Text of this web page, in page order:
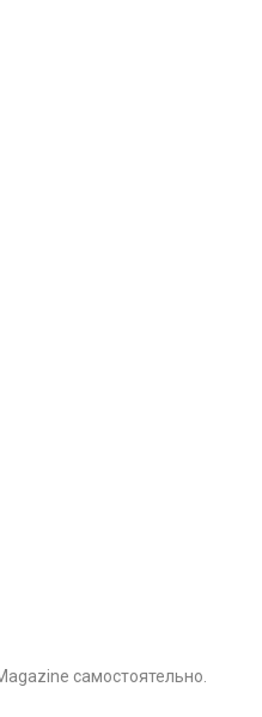
самоcтоятельно.